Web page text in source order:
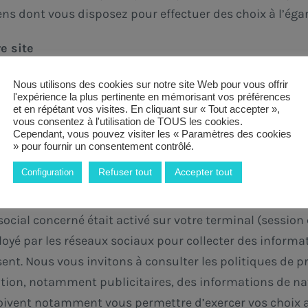
dont vous disposez pour effectuer des choix à
site
des applications informatiques
faire connaître à ces autres personnes votre
« Partager », « J’aime », issus de réseaux
susceptible de vous identifier grâce à ce bouton,
type de bouton applicatif peut permettre au
concerné était activé sur votre terminal
par les réseaux sociaux pour collecter des
Nous vous invitons à consulter les politiques de
notamment publicitaires, des informations de
notamment vous permettre d’exercer vos choix
Nous utilisons des cookies sur notre site Web pour vous offrir
l'expérience la plus pertinente en mémorisant vos préférences
et en répétant vos visites. En cliquant sur « Tout accepter »,
vous consentez à l'utilisation de TOUS les cookies.
Cependant, vous pouvez visiter les « Paramètres des cookies
» pour fournir un consentement contrôlé.
Configuration Refuser tout Accepter tout